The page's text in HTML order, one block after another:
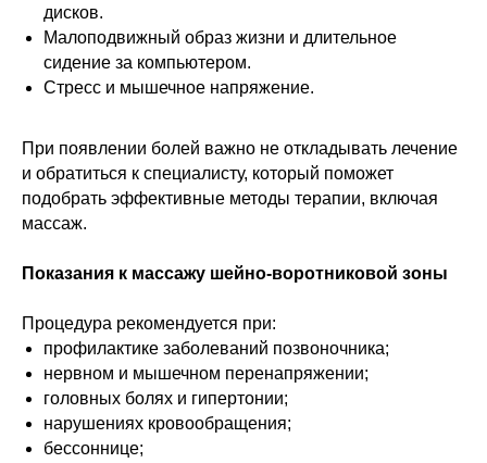
дисков.
Малоподвижный образ жизни и длительное
сидение за компьютером.
Стресс и мышечное напряжение.
При появлении болей важно не откладывать лечение
и обратиться к специалисту, который поможет
подобрать эффективные методы терапии, включая
массаж.
Показания к массажу шейно-воротниковой зоны
Процедура рекомендуется при:
профилактике заболеваний позвоночника;
нервном и мышечном перенапряжении;
головных болях и гипертонии;
нарушениях кровообращения;
бессоннице;